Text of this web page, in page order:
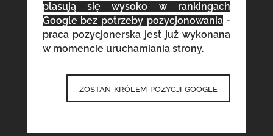
plasują się wysoko w rankingach
Google bez potrzeby pozycjonowania-
praca pozycjonerska jest już wykonana
w momencie uruchamiania strony.
zostań królem pozycji google